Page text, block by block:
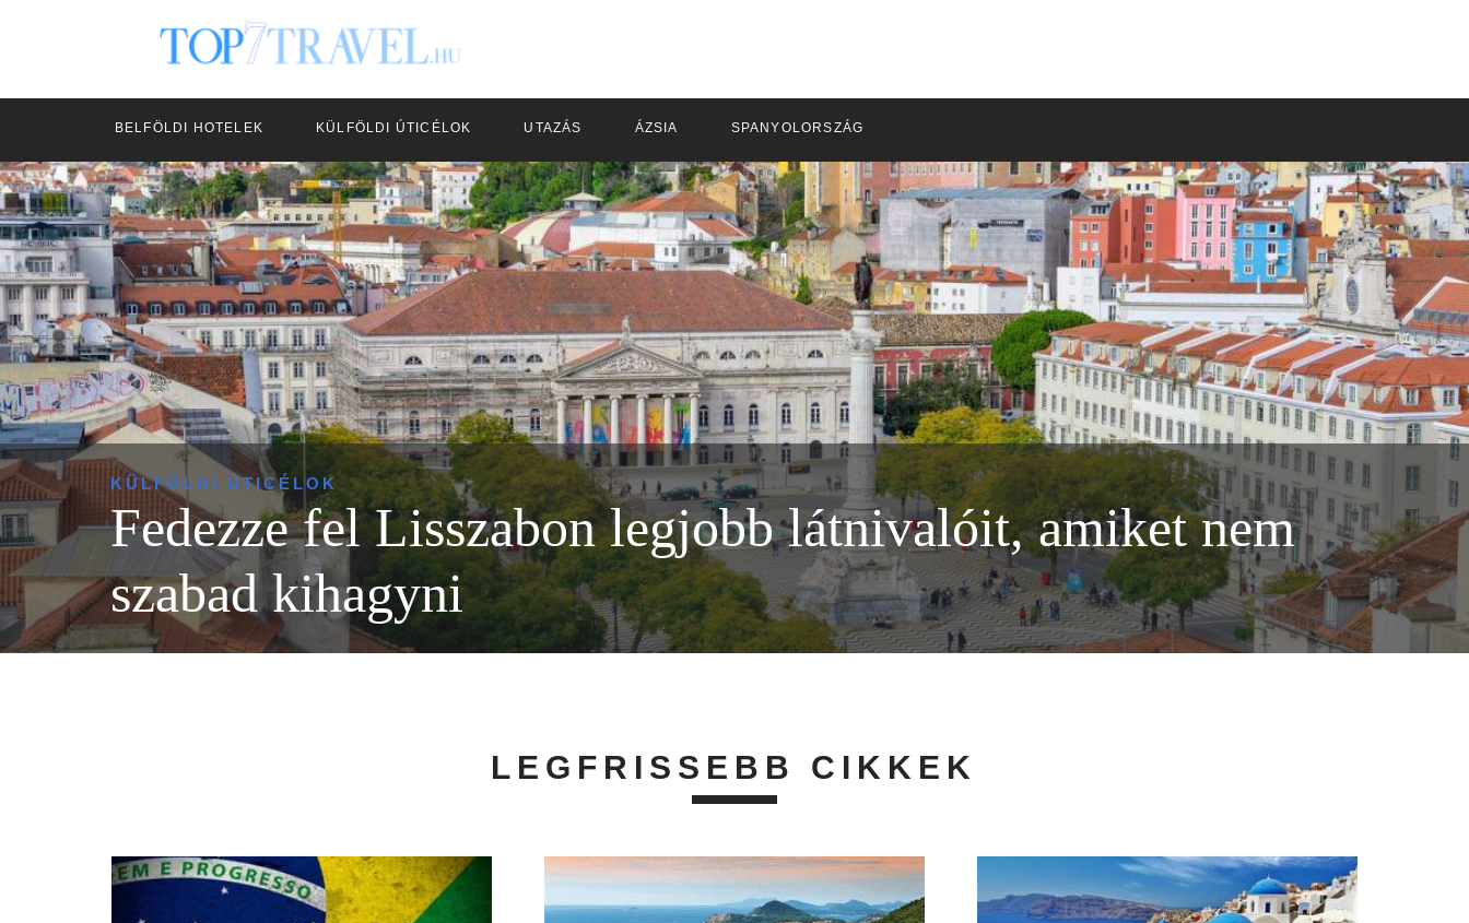
BELFÖLDI HOTELEK KÜLFÖLDI ÚTICÉLOK UTAZÁS ÁZSIA SPANYOLORSZÁG
KÜLFÖLDI ÚTICÉLOK
Fedezze fel Lisszabon legjobb látnivalóit, amiket nem
szabad kihagyni
LEGFRISSEBB CIKKEK